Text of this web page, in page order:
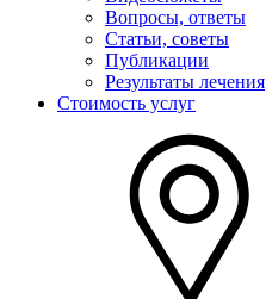
Вопросы, ответы
Статьи, советы
Публикации
Результаты лечения
Стоимость услуг